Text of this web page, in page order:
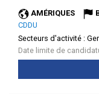
AMÉRIQUES
CDDU
Secteurs d'activité :
Date limite de